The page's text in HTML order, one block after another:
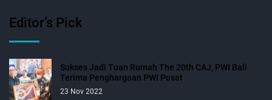
Editor’s Pick
Sukses Jadi Tuan Rumah The 20th CAJ, PWI Bali
Terima Penghargaan PWI Pusat
23 Nov 2022